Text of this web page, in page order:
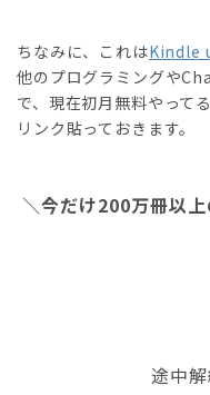
ちなみに、これはKindle
他のプログラミングや
で、現在初月無料やって
リンク貼っておきます。
＼今だけ200万冊以
途中